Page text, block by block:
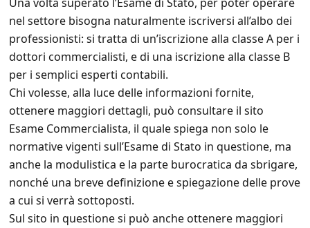
nel settore bisogna naturalmente iscriversi all’albo dei
professionisti: si tratta di un’iscrizione alla classe A per i
dottori commercialisti, e di una iscrizione alla classe B
per i semplici esperti contabili.
Chi volesse, alla luce delle informazioni fornite,
ottenere maggiori dettagli, può consultare il sito
Esame Commercialista, il quale spiega non solo le
normative vigenti sull’Esame di Stato in questione, ma
anche la modulistica e la parte burocratica da sbrigare,
nonché una breve definizione e spiegazione delle prove
a cui si verrà sottoposti.
Sul sito in questione si può anche ottenere maggiori